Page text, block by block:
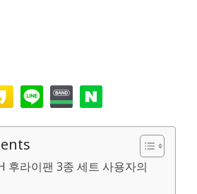
후라이팬 3종 세트 사용자의